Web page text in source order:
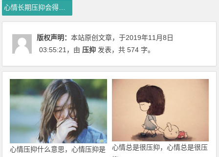
版权声明：本站原创文章，于2019年11月8日
03:55:21 ，由 压抑 发表，共 574 字。
心情压抑什么意思，心情压抑是
心情总是很压抑，心情总是很压